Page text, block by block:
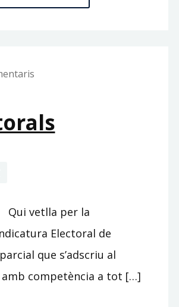
MANKELL
Qui vetlla per la
Electoral de
que s’adscriu al
amb competència a tot […]